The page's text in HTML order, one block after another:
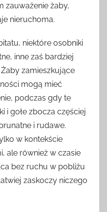
zauważenie żaby,
nieruchoma.
niektóre osobniki
inne zaś bardziej
zamieszkujące
mogą mieć
podczas gdy te
i gołe zbocza częściej
i rudawe.
w kontekście
ale również w czasie
bez ruchu w pobliżu
zaskoczy niczego